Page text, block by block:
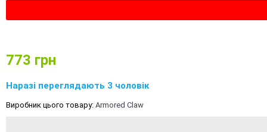
773 грн
Наразі переглядають 3 чоловік
Виробник цього товару: Armored Claw